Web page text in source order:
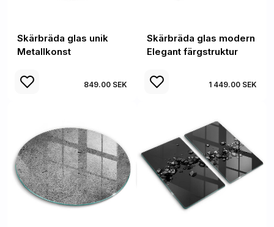
Skärbräda glas unik
Metallkonst
849.00 SEK
Skärbräda glas modern
Elegant färgstruktur
1 449.00 SEK